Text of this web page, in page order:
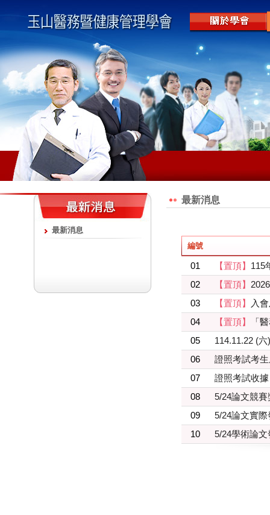
最新消息
最新消息
編號
01 【置頂】 115
02
【置頂】
03
【置頂】
入
04
【置頂】
「
05
114.11.22 (
06
證照考試考
07
證照考試收據
08
5/24論文競賽
09
5/24論文實
10
5/24學術論